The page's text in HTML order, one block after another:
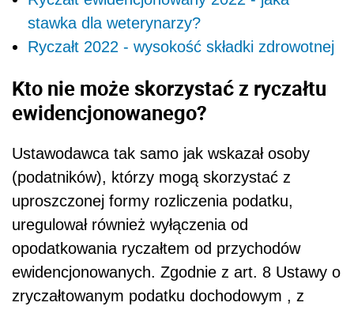
stawka dla weterynarzy?
Ryczałt 2022 - wysokość składki zdrowotnej
Kto nie może skorzystać z ryczałtu
ewidencjonowanego?
Ustawodawca tak samo jak wskazał osoby
(podatników), którzy mogą skorzystać z
uproszczonej formy rozliczenia podatku,
uregulował również wyłączenia od
opodatkowania ryczałtem od przychodów
ewidencjonowanych. Zgodnie z art. 8 Ustawy o
zryczałtowanym podatku dochodowym , z